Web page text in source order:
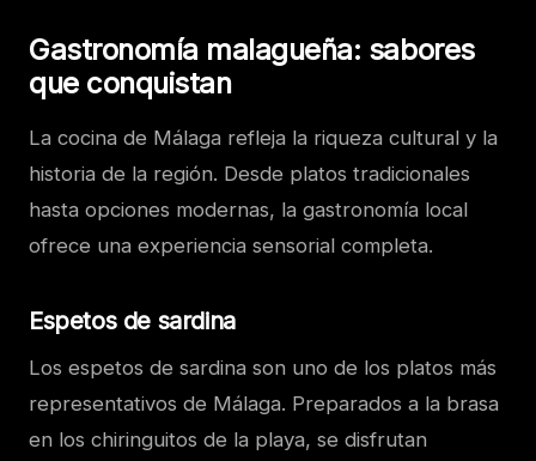
Gastronomía malagueña: sabores
que conquistan
La cocina de Málaga refleja la riqueza cultural y la
historia de la región. Desde platos tradicionales
hasta opciones modernas, la gastronomía local
ofrece una experiencia sensorial completa.
Espetos de sardina
Los espetos de sardina son uno de los platos más
representativos de Málaga. Preparados a la brasa
en los chiringuitos de la playa, se disfrutan